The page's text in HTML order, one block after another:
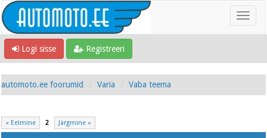
Logi sisse Registreeri
automoto.ee foorumid Varia Vaba teema
« Eelmine 2 Järgmine »